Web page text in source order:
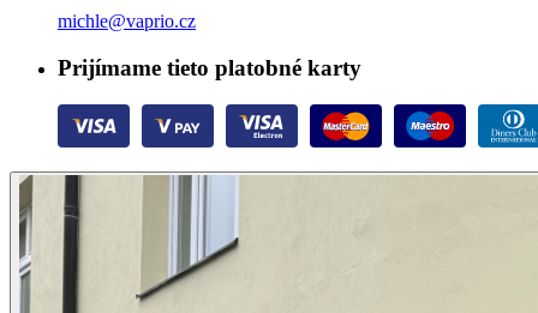
michle@vaprio.cz
Prijímame tieto platobné karty